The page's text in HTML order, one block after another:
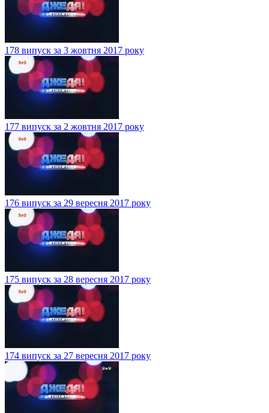
178 випуск за 3 жовтня 2017 року
177 випуск за 2 жовтня 2017 року
176 випуск за 29 вересня 2017 року
175 випуск за 28 вересня 2017 року
174 випуск за 27 вересня 2017 року